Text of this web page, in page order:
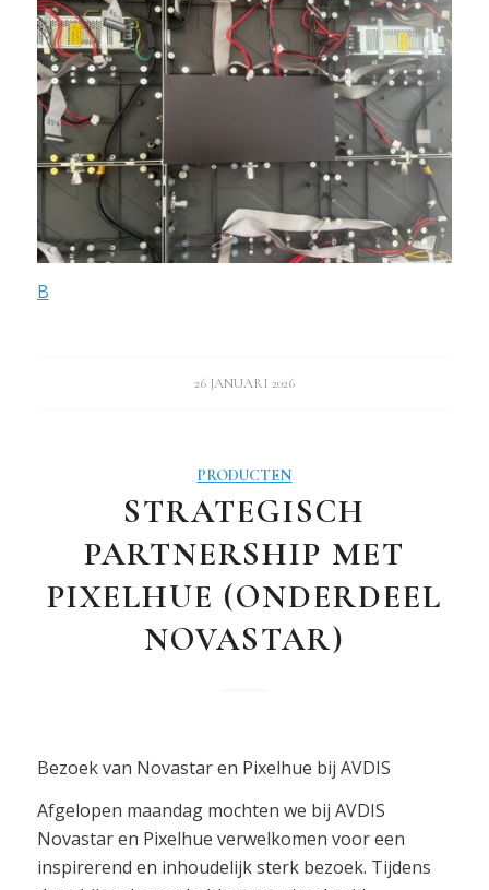
B
26 JANUARI 2026
PRODUCTEN
STRATEGISCH
PARTNERSHIP MET
PIXELHUE (ONDERDEEL
NOVASTAR)
Bezoek van Novastar en Pixelhue bij AVDIS
Afgelopen maandag mochten we bij AVDIS
Novastar en Pixelhue verwelkomen voor een
inspirerend en inhoudelijk sterk bezoek. Tijdens